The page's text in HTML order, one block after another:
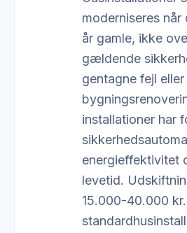
moderniseres når
år gamle, ikke
gældende
gentagne fejl
installationer har
energieffektivitet
levetid.
15.000-40.000